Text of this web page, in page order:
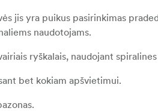
jis yra puikus pasirinkimas
naudotojams.
ryškalais, naudojant
bet kokiam apšvietimui.